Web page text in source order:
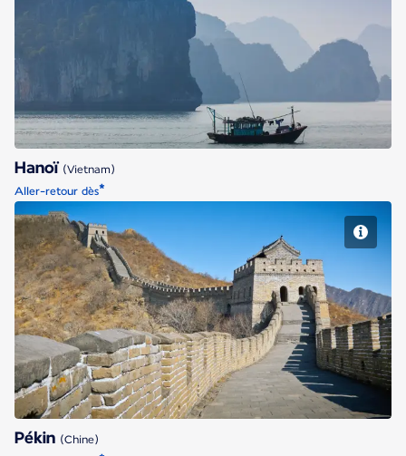
Hanoï
Hanoï (Vietnam)
Aller-retour dès*
Pékin
Pékin (Chine)